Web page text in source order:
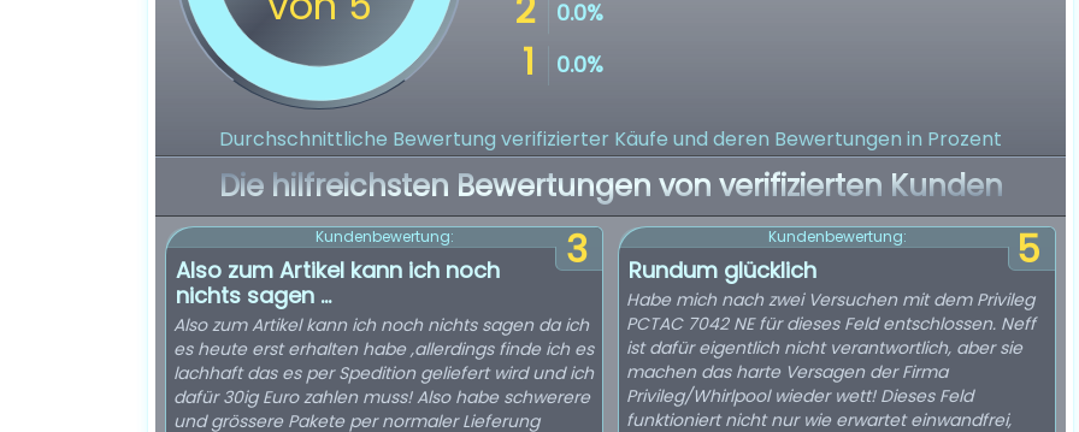
Durchschnittliche Bewertung verifizierter Käufe und deren Bewertungen in Prozent
Die hilfreichsten Bewertungen von verifizierten Kunden
3
Kundenbewertung:
Also zum Artikel kann ich noch
nichts sagen ...
Also zum Artikel kann ich noch nichts sagen da ich
es heute erst erhalten habe ,allerdings finde ich es
lachhaft das es per Spedition geliefert wird und ich
dafür 30ig Euro zahlen muss! Also habe schwerere
und grössere Pakete per normaler Lieferung
5
Kundenbewertung:
Rundum glücklich
Habe mich nach zwei Versuchen mit dem Privileg
PCTAC 7042 NE für dieses Feld entschlossen. Neff
ist dafür eigentlich nicht verantwortlich, aber sie
machen das harte Versagen der Firma
Privileg/Whirlpool wieder wett! Dieses Feld
funktioniert nicht nur wie erwartet einwandfrei,